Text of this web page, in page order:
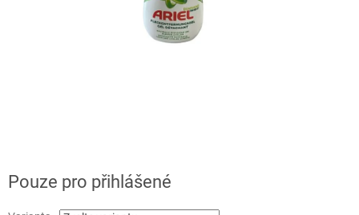
Pouze pro přihlášené